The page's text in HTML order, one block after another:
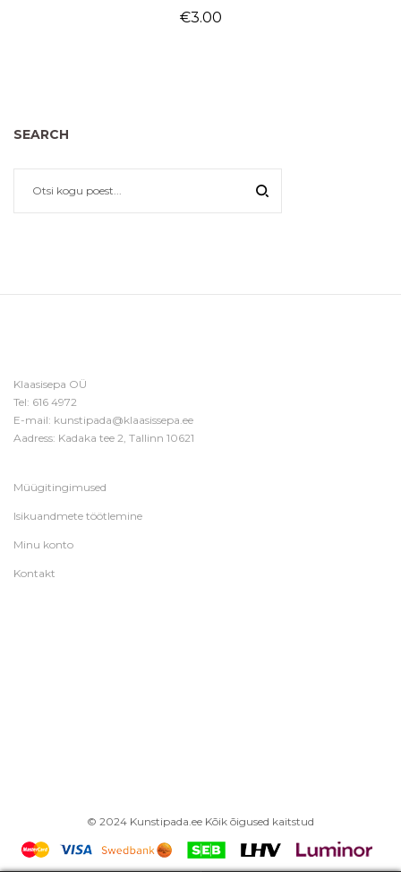
€3.00
SEARCH
Klaasisepa OÜ
Tel: 616 4972
E-mail: kunstipada@klaasissepa.ee
Aadress: Kadaka tee 2, Tallinn 10621
Müügitingimused
Isikuandmete töötlemine
Minu konto
Kontakt
© 2024 Kunstipada.ee Kõik õigused kaitstud